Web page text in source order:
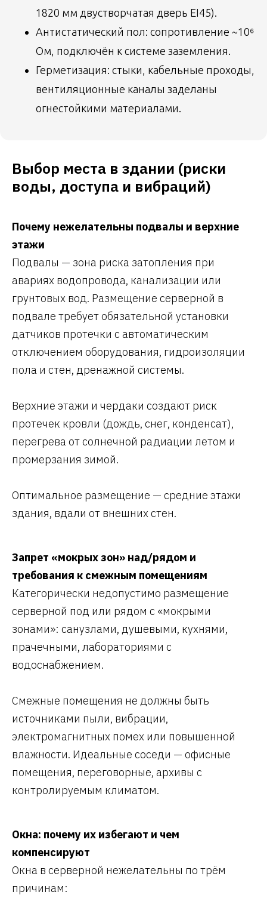
1820 мм двустворчатая дверь EI45).
Антистатический пол: сопротивление ~10⁶
Ом, подключён к системе заземления.
Герметизация: стыки, кабельные проходы,
вентиляционные каналы заделаны
огнестойкими материалами.
Выбор места в здании (риски
воды, доступа и вибраций)
Почему нежелательны подвалы и верхние
этажи
Подвалы — зона риска затопления при
авариях водопровода, канализации или
грунтовых вод. Размещение серверной в
подвале требует обязательной установки
датчиков протечки с автоматическим
отключением оборудования, гидроизоляции
пола и стен, дренажной системы.
Верхние этажи и чердаки создают риск
протечек кровли (дождь, снег, конденсат),
перегрева от солнечной радиации летом и
промерзания зимой.
Оптимальное размещение — средние этажи
здания, вдали от внешних стен.
Запрет «мокрых зон» над/рядом и
требования к смежным помещениям
Категорически недопустимо размещение
серверной под или рядом с «мокрыми
зонами»: санузлами, душевыми, кухнями,
прачечными, лабораториями с
водоснабжением.
Смежные помещения не должны быть
источниками пыли, вибрации,
электромагнитных помех или повышенной
влажности. Идеальные соседи — офисные
помещения, переговорные, архивы с
контролируемым климатом.
Окна: почему их избегают и чем
компенсируют
Окна в серверной нежелательны по трём
причинам: